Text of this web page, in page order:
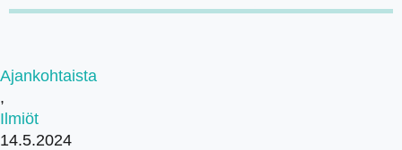
Ajankohtaista
,
Ilmiöt
14.5.2024